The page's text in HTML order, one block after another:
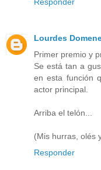
Lourdes
Primer premio y
Se está tan a
en esta función
actor principal.
Arriba el telón...
(Mis hurras, olés
Responder